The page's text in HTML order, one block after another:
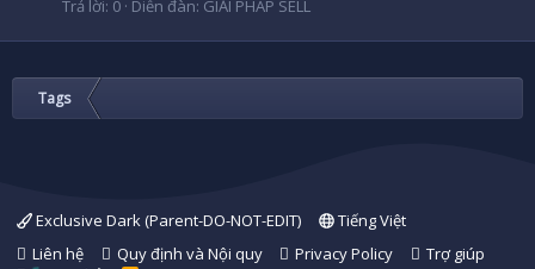
Trả lời: 0 Diễn đàn: GIẢI PHÁP SELL
Tags
Exclusive Dark (Parent-DO-NOT-EDIT)
Tiếng Việt
Liên hệ
Quy định và Nội quy Privacy Policy
Trợ giúp